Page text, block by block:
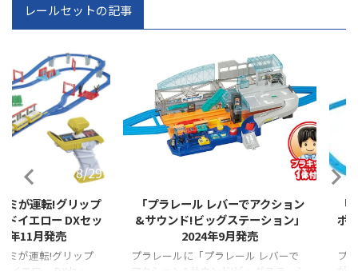
レールセットの記事
2024/8/29
!グリップ
ー DXセッ
売
!グリップ
「プラレール レバーでアクション
&サウンド!ビッグステーション」
2024年9月発売
プラレールに「プラレール レバーで
アクション&サウンド!ビッグステーシ
「プラレー
ポイントレ
プラレール